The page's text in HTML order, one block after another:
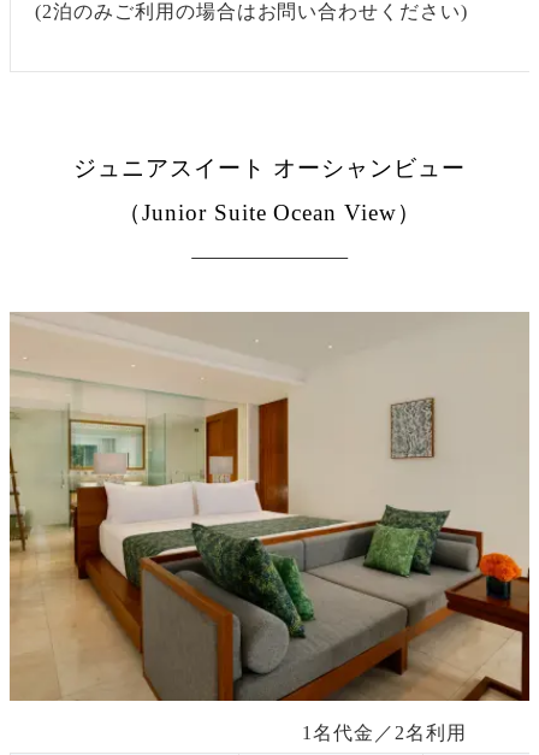
(2泊のみご利用の場合はお問い合わせください)
ジュニアスイート オーシャンビュー
（Junior Suite Ocean View）
1名代金／ 2名利用